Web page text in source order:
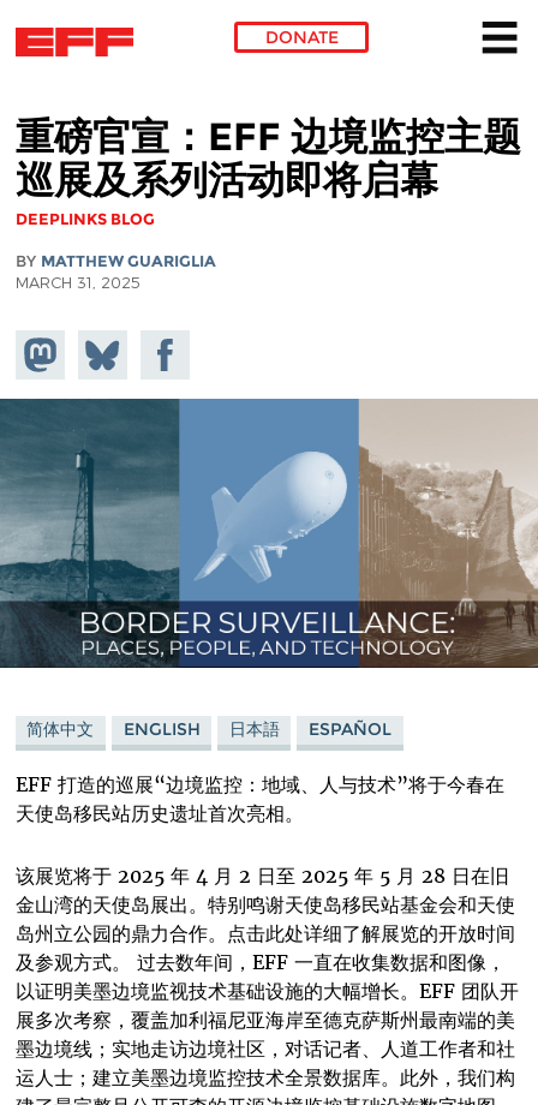
DONATE
重磅官宣：EFF 边境监控主题
巡展及系列活动即将启幕
DEEPLINKS BLOG
BY MATTHEW GUARIGLIA
MARCH 31, 2025
Share on
Mastodon
Share
on
Bluesky
Share on
Facebook
简体中文 ENGLISH 日本語 ESPAÑOL
EFF 打造的巡展“边境监控：地域、人与技术”将于今春在
天使岛移民站历史遗址首次亮相。
该展览将于 2025 年 4 月 2 日至 2025 年 5 月 28 日在旧
金山湾的天使岛展出。特别鸣谢天使岛移民站基金会和天使
岛州立公园的鼎力合作。点击此处详细了解展览的开放时间
及参观方式。 过去数年间，EFF 一直在收集数据和图像，
以证明美墨边境监视技术基础设施的大幅增长。EFF 团队开
展多次考察，覆盖加利福尼亚海岸至德克萨斯州最南端的美
墨边境线；实地走访边境社区，对话记者、人道工作者和社
运人士；建立美墨边境监控技术全景数据库。此外，我们构